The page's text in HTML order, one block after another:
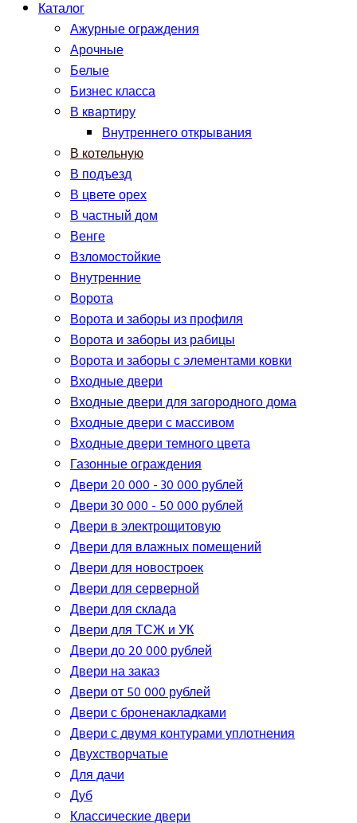
Каталог
Ажурные ограждения
Арочные
Белые
Бизнес класса
В квартиру
Внутреннего открывания
В котельную
В подъезд
В цвете орех
В частный дом
Венге
Взломостойкие
Внутренние
Ворота
Ворота и заборы из профиля
Ворота и заборы из рабицы
Ворота и заборы с элементами ковки
Входные двери
Входные двери для загородного дома
Входные двери с массивом
Входные двери темного цвета
Газонные ограждения
Двери 20 000 - 30 000 рублей
Двери 30 000 - 50 000 рублей
Двери в электрощитовую
Двери для влажных помещений
Двери для новостроек
Двери для серверной
Двери для склада
Двери для ТСЖ и УК
Двери до 20 000 рублей
Двери на заказ
Двери от 50 000 рублей
Двери с броненакладками
Двери с двумя контурами уплотнения
Двухстворчатые
Для дачи
Дуб
Классические двери